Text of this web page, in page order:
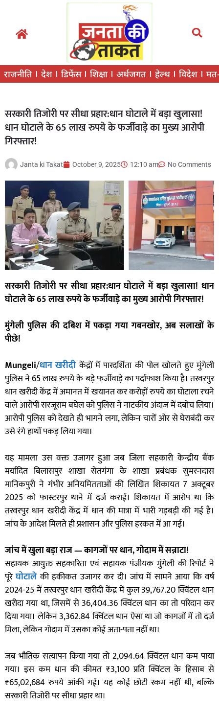
राजनीति देश डिफेंस शिक्षा अर्थजगत हेल्थ विदेश
सरकारी तिजोरी पर सीधा प्रहार:धान घोटाले में बड़ा खुलासा!
धान घोटाले के 65 लाख रुपये के फर्जीवाड़े का मुख्य आरोपी
गिरफ्तार!
Janta ki Takat October 9, 2025 12:10 am No Comments
सरकारी तिजोरी पर सीधा प्रहार:धान घोटाले में बड़ा खुलासा! धान
घोटाले के 65 लाख रुपये के फर्जीवाड़े का मुख्य आरोपी गिरफ्तार!
मुंगेली पुलिस की दबिश में पकड़ा गया गबनखोर, अब सलाखों के
पीछे!
Mungeli/धान खरीदी केंद्रों में पारदर्शिता की पोल खोलते हुए मुंगेली
पुलिस ने 65 लाख रुपये के बड़े फर्जीवाड़े का पर्दाफाश किया है। तरवरपुर
धान खरीदी केंद्र में अमानत में खयानत कर करोड़ों रुपये का घोटाला रचने
वाले आरोपी सरजूराम बघेल को पुलिस ने नाटकीय अंदाज में दबोच लिया।
आरोपी पुलिस को देखते ही भागने लगा, लेकिन चारों ओर से घेराबंदी कर
उसे रंगे हाथों पकड़ लिया गया।
यह मामला उस वक्त उजागर हुआ जब जिला सहकारी केन्द्रीय बैंक
मर्यादित बिलासपुर शाखा सेतगंगा के शाखा प्रबंधक सुमरनदास
मानिकपुरी ने गंभीर अनियमितताओं की लिखित शिकायत 7 अक्टूबर
2025 को फास्टरपुर थाने में दर्ज कराई। शिकायत में आरोप था कि
तरवरपुर धान खरीदी केंद्र में धान की मात्रा में भारी गड़बड़ी की गई है।
जांच के आदेश मिलते ही प्रशासन और पुलिस हरकत में आ गई।
जांच में खुला बड़ा राज — कागजों पर धान, गोदाम में सन्नाटा!
सहायक आयुक्त सहकारिता एवं सहायक पंजीयक मुंगेली की रिपोर्ट ने
पूरेघोटाले की हकीकत उजागर कर दी। जांच में सामने आया कि वर्ष
2024-25 में तरवरपुर धान खरीदी केंद्र में कुल 39,767.20 क्विंटल धान
खरीदा गया था, जिसमें से 36,404.36 क्विंटल धान का तो परिदान कर
दिया गया। लेकिन 3,362.84 क्विंटल धान ऐसा था जो कागजों में तो दर्ज
मिला, लेकिन गोदाम में उसका कोई अता-पता नहीं था।
जब भौतिक सत्यापन किया गया तो 2,094.64 क्विंटल धान कम पाया
गया। इस कम धान की कीमत ₹3,100 प्रति क्विंटल के हिसाब से
₹65,02,684 रुपये आंकी गई। यह कोई छोटी रकम नहीं थी, बल्कि
सरकारी तिजोरी पर सीधा प्रहार था।